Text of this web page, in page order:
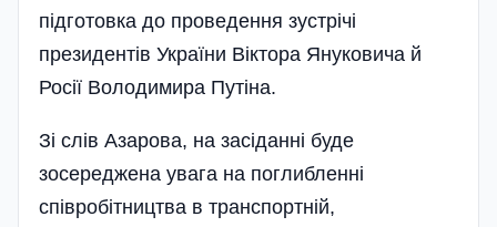
підготовка до проведення зустрічі
президентів України Віктора Януковича й
Росії Володимира Путіна.
Зі слів Азарова, на засіданні буде
зосереджена увага на поглибленні
співробітництва в транспортній,